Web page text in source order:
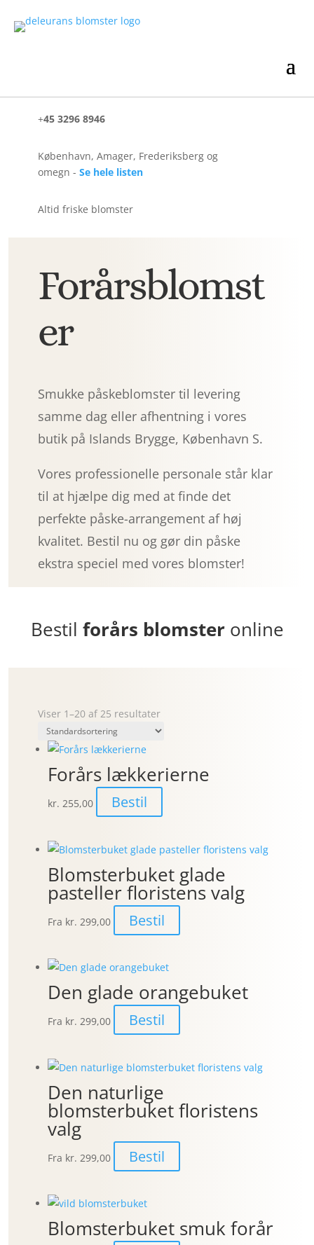
+45 3296 8946
København, Amager, Frederiksberg og
omegn - Se hele listen
Altid friske blomster
Forårsblomst
er
Smukke påskeblomster til levering
samme dag eller afhentning i vores
butik på Islands Brygge, København S.
Vores professionelle personale står klar
til at hjælpe dig med at finde det
perfekte påske-arrangement af høj
kvalitet. Bestil nu og gør din påske
ekstra speciel med vores blomster!
Bestil forårs blomsteronline
Viser 1–20 af 25 resultater
Forårs lækkerierne
kr. 255,00 Bestil
Blomsterbuket glade
pasteller floristens valg
Fra kr. 299,00 Bestil
Den glade orangebuket
Fra kr. 299,00 Bestil
Den naturlige
blomsterbuket floristens
valg
Fra kr. 299,00 Bestil
Blomsterbuket smuk forår